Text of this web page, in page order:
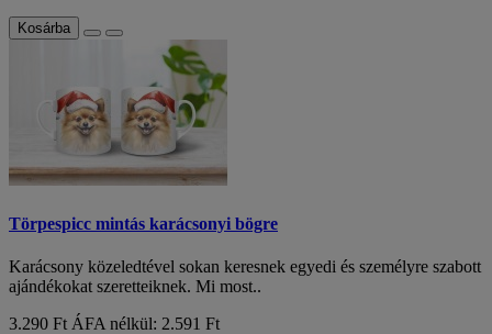
Kosárba
Törpespicc mintás karácsonyi bögre
Karácsony közeledtével sokan keresnek egyedi és személyre szabott
ajándékokat szeretteiknek. Mi most..
3.290 Ft ÁFA nélkül: 2.591 Ft